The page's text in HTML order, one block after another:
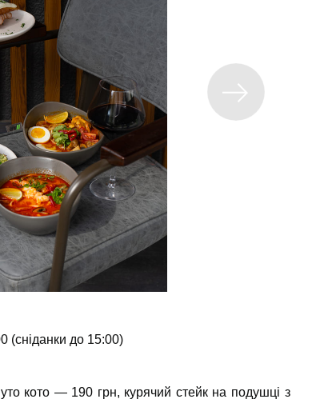
(сніданки до 15:00)
кото — 190 грн, курячий стейк на подушці з